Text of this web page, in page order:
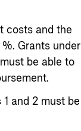
costs and the
Grants under
be able to
and 2 must be